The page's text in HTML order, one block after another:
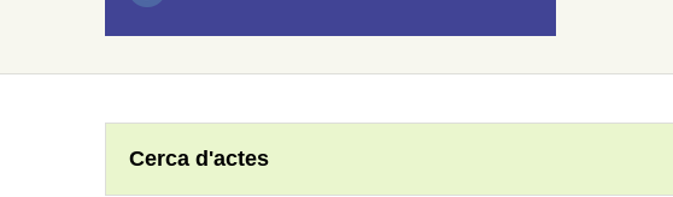
Cerca d'actes